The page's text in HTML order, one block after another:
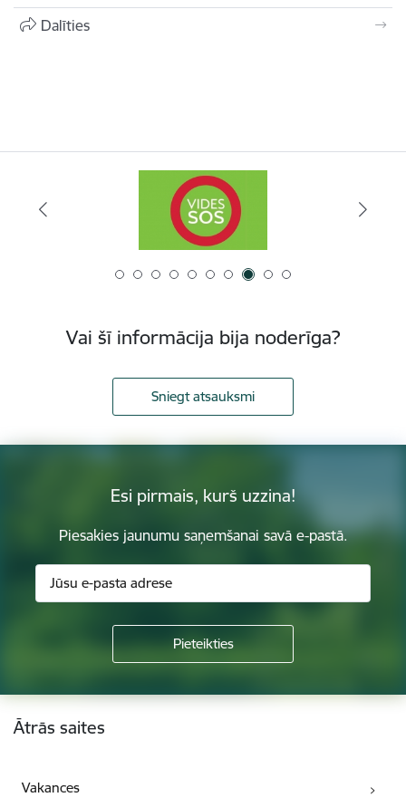
Dalīties
Vai šī informācija bija noderīga?
Sniegt atsauksmi
Esi pirmais, kurš uzzina!
Piesakies jaunumu saņemšanai savā e-pastā.
Kājene
Ātrās saites
Vakances